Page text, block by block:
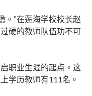
。”在莲海学校校长赵
硬的教师队伍功不可
职业生涯的起点。这
学历教师有111名。